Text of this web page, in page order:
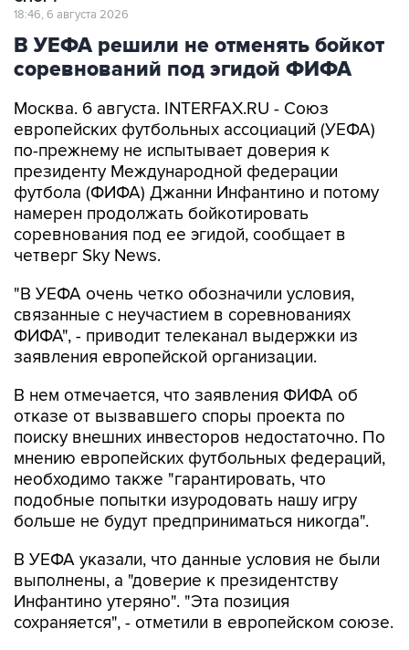
18:46, 6 августа 2026
В УЕФА решили не отменять бойкот
соревнований под эгидой ФИФА
Москва. 6 августа. INTERFAX.RU - Союз
европейских футбольных ассоциаций (УЕФА)
по-прежнему не испытывает доверия к
президенту Международной федерации
футбола (ФИФА) Джанни Инфантино и потому
намерен продолжать бойкотировать
соревнования под ее эгидой, сообщает в
четверг Sky News.
"В УЕФА очень четко обозначили условия,
связанные с неучастием в соревнованиях
ФИФА", - приводит телеканал выдержки из
заявления европейской организации.
В нем отмечается, что заявления ФИФА об
отказе от вызвавшего споры проекта по
поиску внешних инвесторов недостаточно. По
мнению европейских футбольных федераций,
необходимо также "гарантировать, что
подобные попытки изуродовать нашу игру
больше не будут предприниматься никогда".
В УЕФА указали, что данные условия не были
выполнены, а "доверие к президентству
Инфантино утеряно". "Эта позиция
сохраняется", - отметили в европейском союзе.